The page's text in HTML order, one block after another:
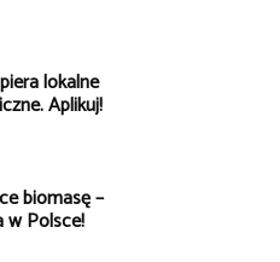
lokalne
Aplikuj!
biomasę –
w Polsce!